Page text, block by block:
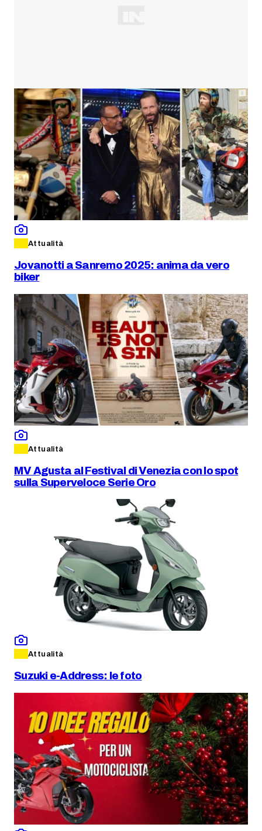
Attualità
Jovanotti a Sanremo 2025: anima da vero
biker
Attualità
MV Agusta al Festival di Venezia con lo spot
sulla Superveloce Serie Oro
Attualità
Suzuki e-Address: le foto